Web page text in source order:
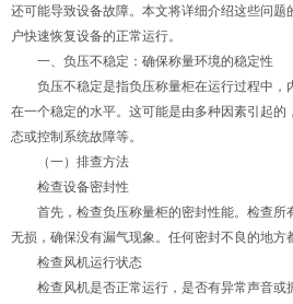
还可能导致设备故障。本文将详细介绍这些问题
户快速恢复设备的正常运行。
一、负压不稳定：确保称量环境的稳定性
负压不稳定是指负压称量柜在运行过程中，
在一个稳定的水平。这可能是由多种因素引起的
态或控制系统故障等。
（一）排查方法
检查设备密封性
首先，检查负压称量柜的密封性能。检查所
无损，确保没有漏气现象。任何密封不良的地方
检查风机运行状态
检查风机是否正常运行，是否有异常声音或